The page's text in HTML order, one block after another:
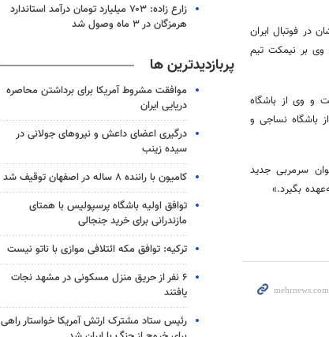
در فوتبال ایران
وی بر نیمکت تیم
و وی از باشگاه
باشگاه نساجی و
سرمربی جدید
بگیرد.»
زارع زاده: ۷۰۳ میلیارد تومان درآمد استاندارد
هرمزگان در ۳ ماه وصول شد
پربازدیدترین ها
موافقت مشروط آمریکا برای برداشتن محاصره
دریایی ایران
درگیری اعضای داعش و نیروهای جولانی در
سیده زینب
کامیون با راننده ۸ ساله در اصفهان توقیف شد
توافق اولیه باشگاه پرسپولیس با همتای
مازندرانی برای خرید جنجالی
ترکیه: توافق مکه ائتلافی موازی با ناتو نیست
۶ نفر از حریق منزل مسکونی در مشهد نجات
یافتند
رئیس ستاد مشترک ارتش آمریکا خواستار راهی